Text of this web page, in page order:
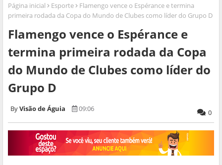
Página inicial Esporte
Flamengo vence o Espérance e termina
primeira rodada da Copa do Mundo de Clubes como líder do Grupo D
Flamengo vence o Espérance e
termina primeira rodada da Copa
do Mundo de Clubes como líder do
Grupo D
Visão de Águia 09:06 0